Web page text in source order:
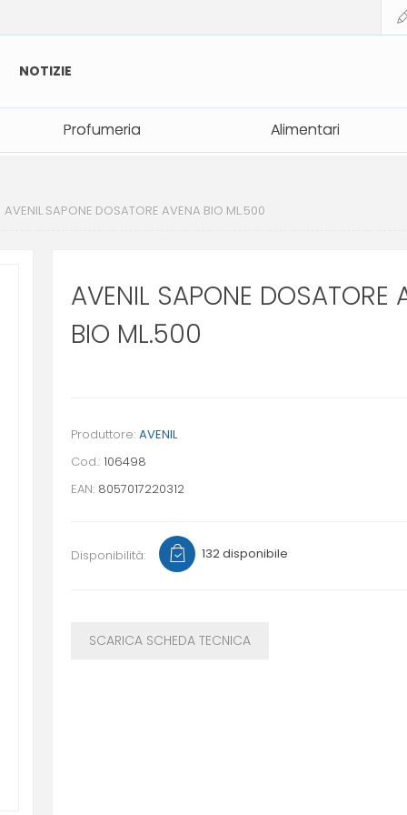
NOTIZIE
Profumeria Alimentari
Profumeria Alimentari
AVENIL SAPONE DOSATORE AVENA BIO ML.500
AVENIL SAPONE DOSATORE
BIO ML.500
Produttore: AVENIL
Cod.: 106498
EAN: 8057017220312
Disponibilità: 132 disponibile
SCARICA SCHEDA TECNICA